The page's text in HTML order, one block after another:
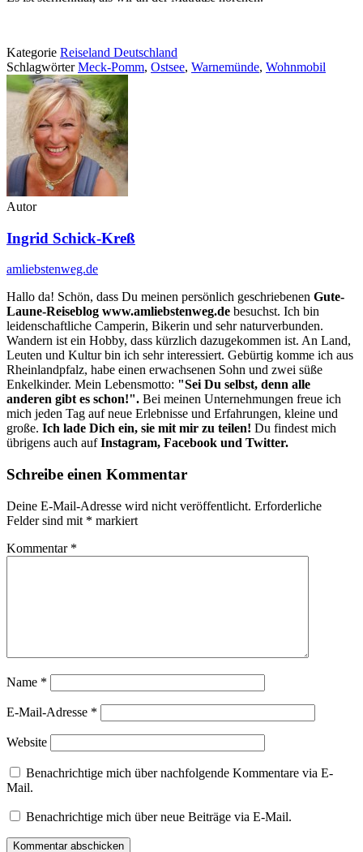
Kategorie Reiseland Deutschland
SchlagwörterMeck-Pomm, Ostsee, Warnemünde, Wohnmobil
Autor
Ingrid Schick-Kreß
amliebstenweg.de
Hallo da! Schön, dass Du meinen persönlich geschriebenen Gute-
Laune-Reiseblog www.amliebstenweg.de besuchst. Ich bin
leidenschaftliche Camperin, Bikerin und sehr naturverbunden.
Wandern ist ein Hobby, dass kürzlich dazugekommen ist. An Land,
Leuten und Kultur bin ich sehr interessiert. Gebürtig komme ich aus
Rheinlandpfalz, habe einen erwachsenen Sohn und zwei süße
Enkelkinder. Mein Lebensmotto: "Sei Du selbst, denn alle
anderen gibt es schon!". Bei meinen Unternehmungen freue ich
mich jeden Tag auf neue Erlebnisse und Erfahrungen, kleine und
große. Ich lade Dich ein, sie mit mir zu teilen! Du findest mich
übrigens auch aufInstagram, Facebook und Twitter.
Schreibe einen Kommentar
Deine E-Mail-Adresse wird nicht veröffentlicht. Erforderliche
Felder sind mit * markiert
Kommentar *
Name *
E-Mail-Adresse *
Website
Benachrichtige mich über nachfolgende Kommentare via E-
Mail.
Benachrichtige mich über neue Beiträge via E-Mail.